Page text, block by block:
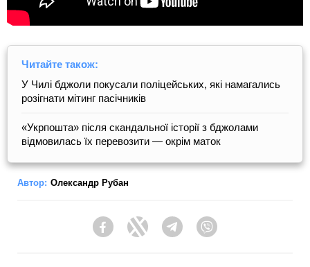
Читайте також:
У Чилі бджоли покусали поліцейських, які намагались
розігнати мітинг пасічників
«Укрпошта» після скандальної історії з бджолами
відмовилась їх перевозити — окрім маток
Автор: Олександр Рубан
FacebookTwitter Telegram